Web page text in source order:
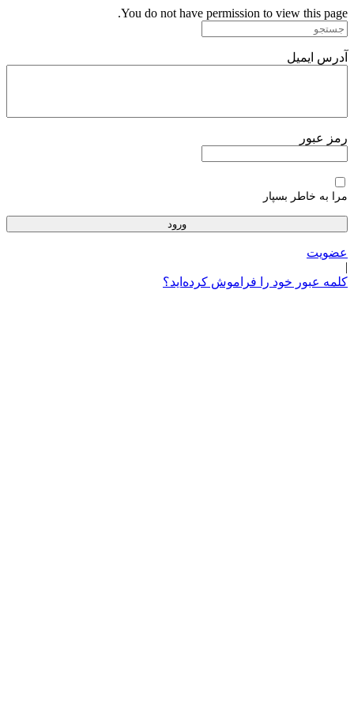
پرش
به
You do not have permission to view this page.
آدرس ایمیل
رمز عبور
مرا به خاطر بسپار
عضویت
|
کلمه عبور خود را فراموش کرده‌اید؟